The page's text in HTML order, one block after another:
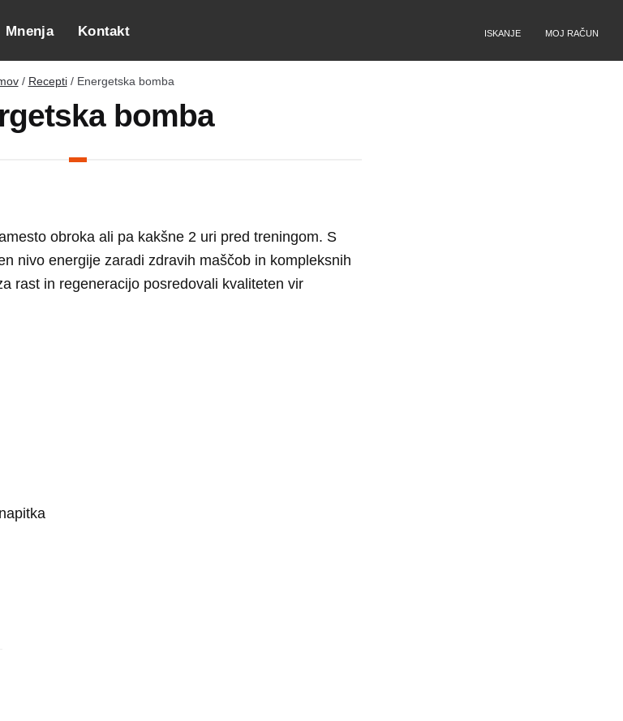
Mnenja Kontakt ISKANJE MOJ RAČUN
/ Recepti/ Energetska bomba
bomba
obroka ali pa kakšne 2 uri pred treningom. S
nivo energije zaradi zdravih maščob in kompleksnih
rast in regeneracijo posredovali kvaliteten vir